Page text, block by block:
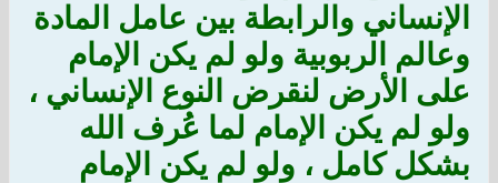
الإنساني والرابطة بين عامل المادة
وعالم الربوبية ولو لم يكن الإمام
على الأرض لنقرض النوع الإنساني ،
ولو لم يكن الإمام لما عُرف الله
بشكل كامل ، ولو لم يكن الإمام